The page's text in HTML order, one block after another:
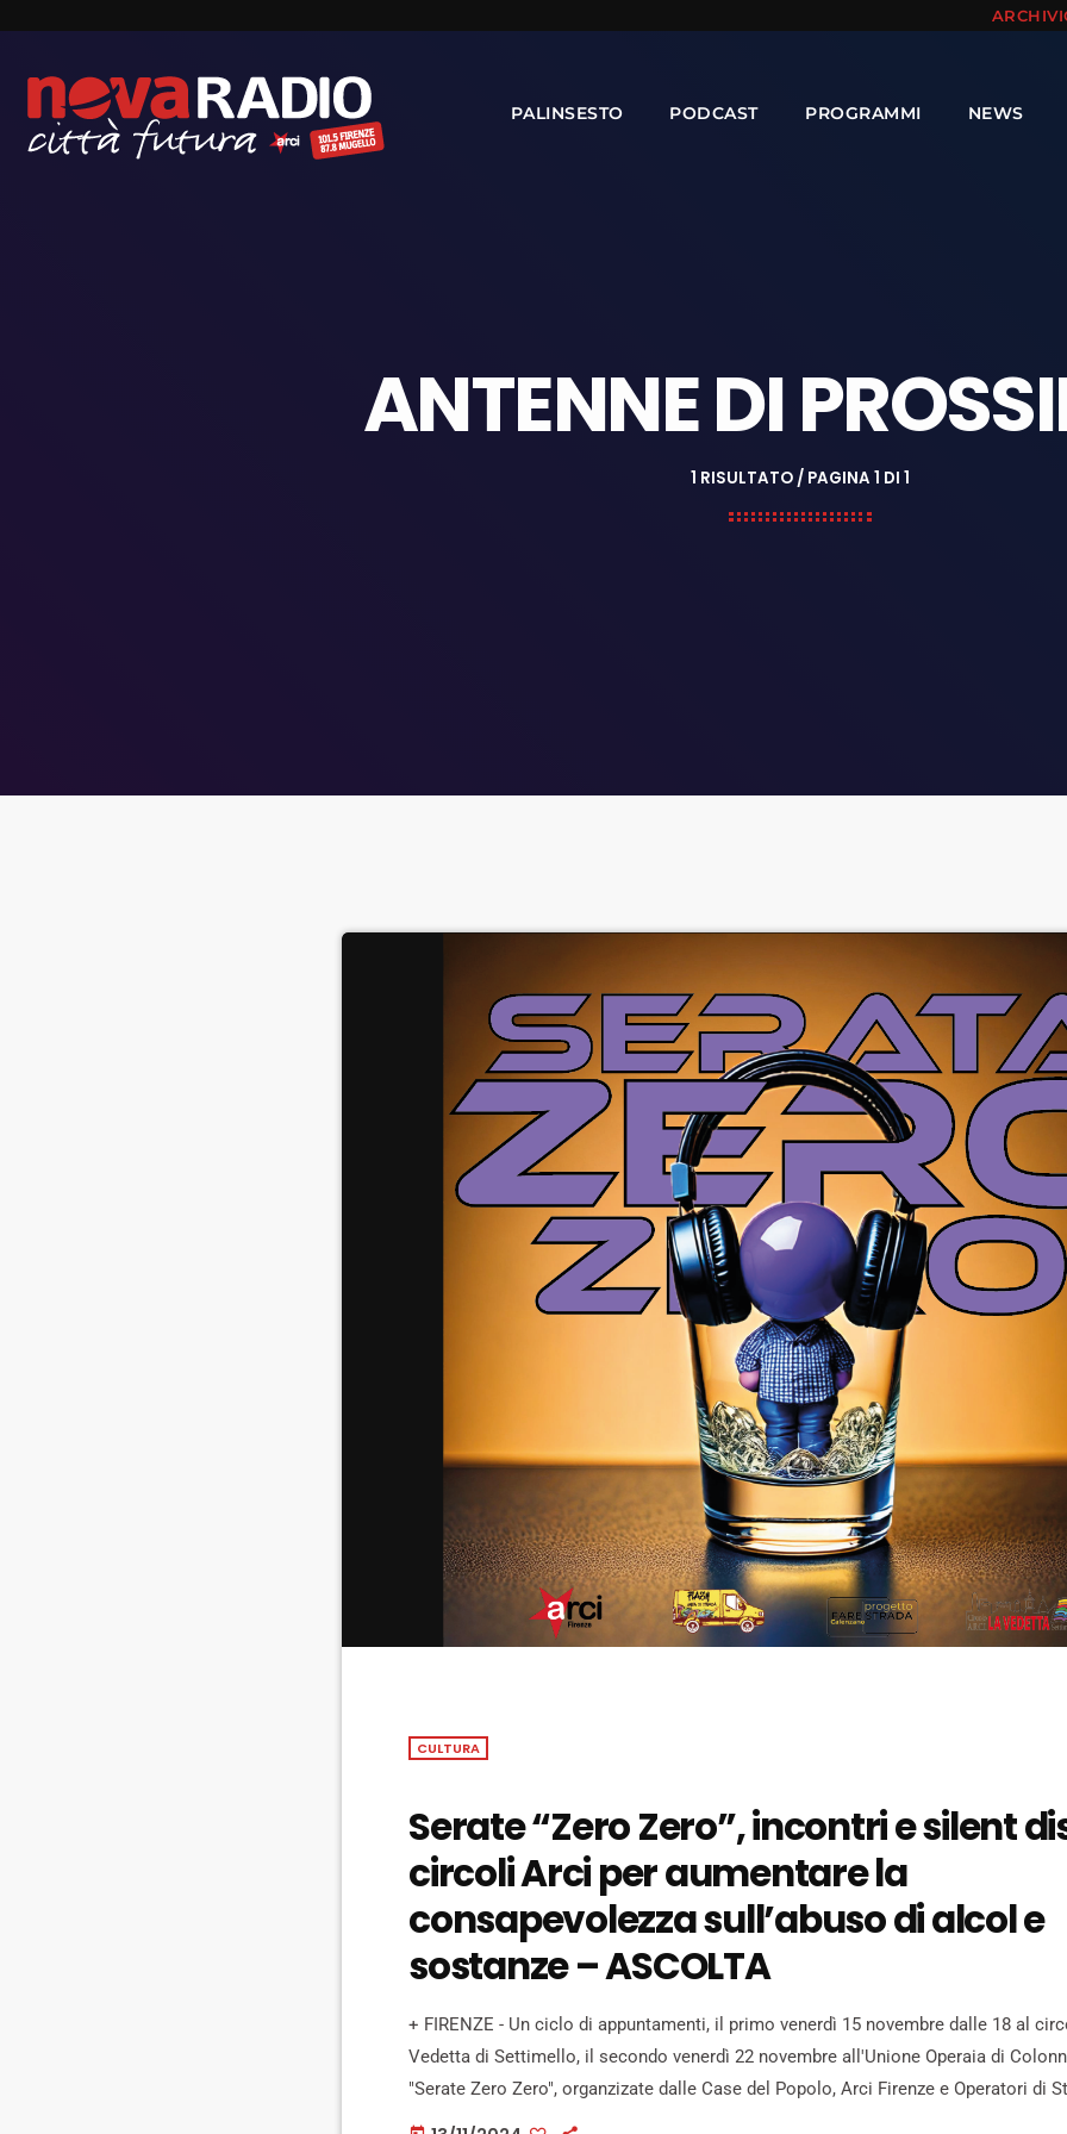
PALINSESTO PODCAST PROGRAMMI NEWS
ANTENNE DI
1 RISULTATO / PAGINA 1 DI 1
CULTURA
Serate “Zero Zero”, incontri e silent
circoli Arci per aumentare la
consapevolezza sull’abuso di alcol e
sostanze – ASCOLTA
+ FIRENZE - Un ciclo di appuntamenti, il primo venerdì 15 novembre dalle 18 al
Vedetta di Settimello, il secondo venerdì 22 novembre all'Unione Operaia di
"Serate Zero Zero", organzizate dalle Case del Popolo, Arci Firenze e Operatori di
nell'ambito del progetto Antenne di Prossimita. L'obiettivo è dare agli utenti della